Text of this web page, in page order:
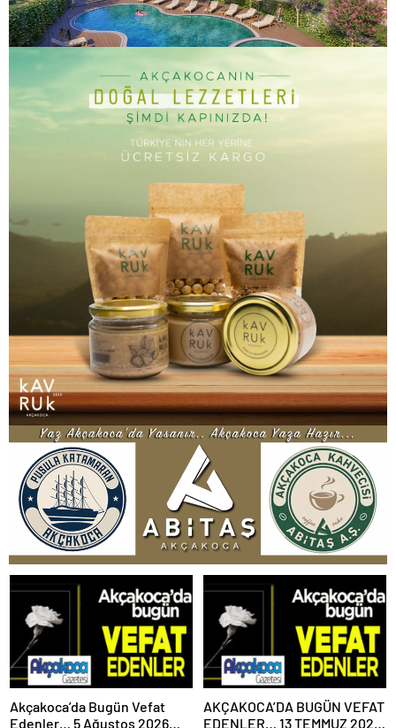
Akçakoca’da Bugün Vefat
Edenler… 5 Ağustos 2026
AKÇAKOCA’DA BUGÜN VEFAT
EDENLER… 13 TEMMUZ 2026